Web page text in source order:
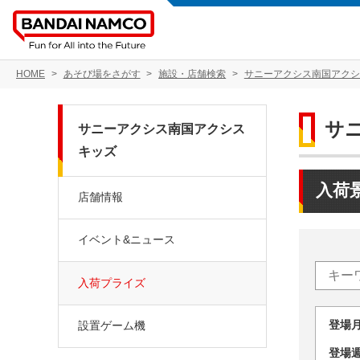
HOME あそび場をさがす 施設・店舗検索 サニーアクシス南国アク
サ
入荷
登
登
サニーアクシス南国アクシス
キッズ
店舗情報
イベント&ニュース
入荷プライズ
設置ゲーム機